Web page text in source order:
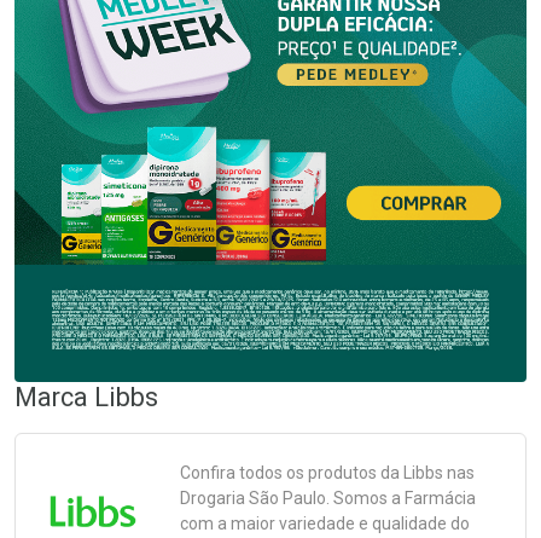
Marca Libbs
Confira todos os produtos da Libbs nas
Drogaria São Paulo. Somos a Farmácia
com a maior variedade e qualidade do